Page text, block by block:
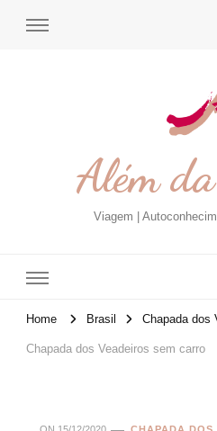
Além
Viagem |
Home Brasil Chapada dos
Chapada dos Veadeiros sem carro